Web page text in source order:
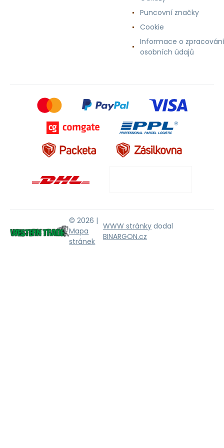
Puncovní značky
Cookie
Informace o zpracování
osobních údajů
© 2026 |
Mapa
stránek
WWW stránky dodal
BINARGON.cz